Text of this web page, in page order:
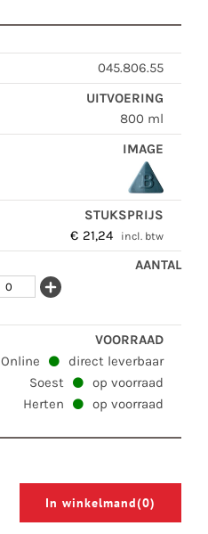
045.806.55
800 ml
€ 21,24 incl. btw
Online
direct leverbaar
Soest
op voorraad
Herten
op voorraad
In winkelmand(0)